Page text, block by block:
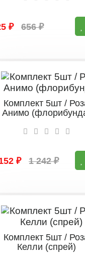
₽ 656 ₽
Комплект 5шт /
Анимо
₽ 1 242 ₽
Комплект 5шт /
Келли (спрей)